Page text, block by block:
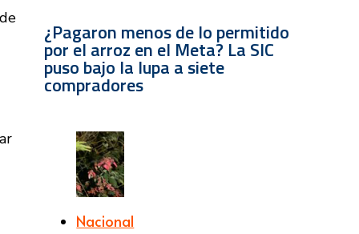
¿Pagaron menos de lo permitido
por el arroz en el Meta? La SIC
puso bajo la lupa a siete
compradores
Nacional